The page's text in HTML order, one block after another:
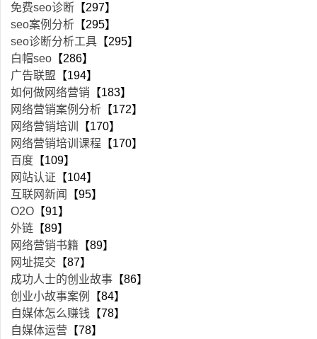
免费seo诊断 【297】
seo案例分析 【295】
seo诊断分析工具 【295】
白帽seo 【286】
广告联盟 【194】
如何做网络营销 【183】
网络营销案例分析 【172】
网络营销培训
【170】
网络营销培训课程 【170】
百度 【109】
网站认证 【104】
互联网新闻
【95】
O2O 【91】
外链 【89】
网络营销书籍 【89】
网址提交 【87】
成功人士的创业故事 【86】
创业小故事案例
【84】
自媒体怎么赚钱 【78】
自媒体运营 【78】